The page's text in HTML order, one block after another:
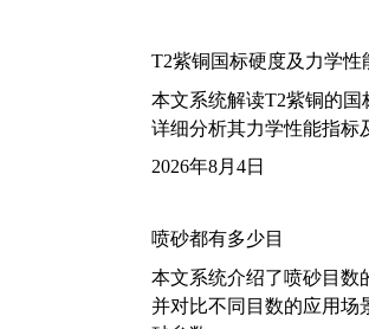
T2紫铜国标硬度及力学性
本文系统解读T2紫铜的国
详细分析其力学性能指标
2026年8月4日
喷砂都有多少目
本文系统介绍了喷砂目数
并对比不同目数的应用场